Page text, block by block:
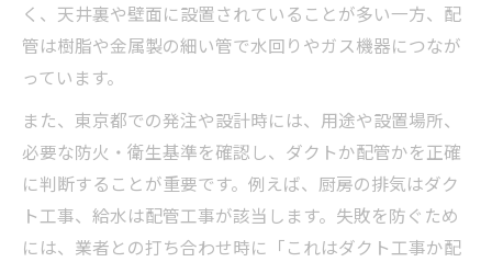
く、天井裏や壁面に設置されていることが多い一方、配
管は樹脂や金属製の細い管で水回りやガス機器につなが
っています。
また、東京都での発注や設計時には、用途や設置場所、
必要な防火・衛生基準を確認し、ダクトか配管かを正確
に判断することが重要です。例えば、厨房の排気はダク
ト工事、給水は配管工事が該当します。失敗を防ぐため
には、業者との打ち合わせ時に「これはダクト工事か配